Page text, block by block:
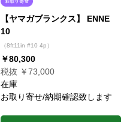
【ヤマガブランクス】 ENNE
10
（8ft11in #10 4p）
￥80,300
税抜 ￥73,000
在庫
お取り寄せ/納期確認致します